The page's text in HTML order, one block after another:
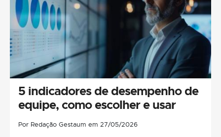
5 indicadores de desempenho de
equipe, como escolher e usar
Por Redação Gestaum em 27/05/2026